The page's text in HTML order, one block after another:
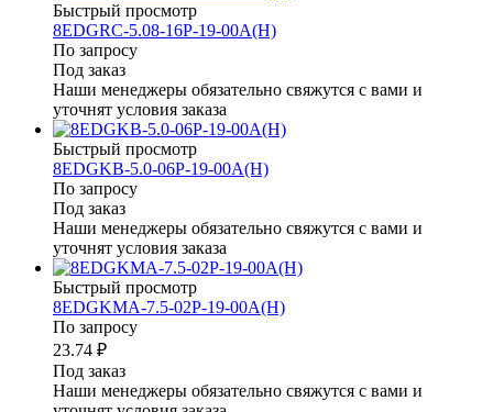
Быстрый просмотр
8EDGRC-5.08-16P-19-00A(H)
По запросу
Под заказ
Наши менеджеры обязательно свяжутся с вами и
уточнят условия заказа
Быстрый просмотр
8EDGKB-5.0-06P-19-00A(H)
По запросу
Под заказ
Наши менеджеры обязательно свяжутся с вами и
уточнят условия заказа
Быстрый просмотр
8EDGKMA-7.5-02P-19-00A(H)
По запросу
23.74 ₽
Под заказ
Наши менеджеры обязательно свяжутся с вами и